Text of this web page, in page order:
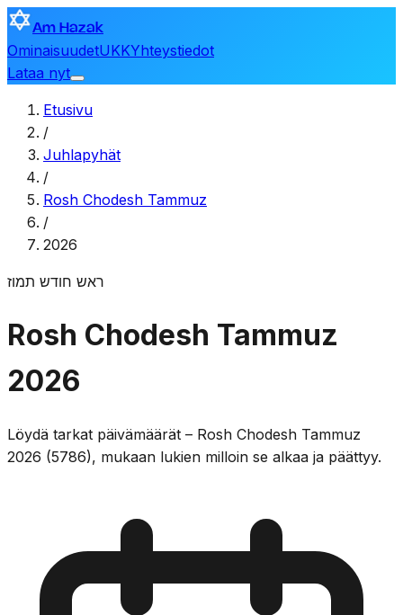
Am Hazak
OminaisuudetUKKYhteystiedot
Lataa nyt
Etusivu
/
Juhlapyhät
/
Rosh Chodesh Tammuz
/
2026
ראש חודש תמוז
Rosh Chodesh Tammuz
2026
Löydä tarkat päivämäärät – Rosh Chodesh Tammuz
2026 (5786), mukaan lukien milloin se alkaa ja päättyy.